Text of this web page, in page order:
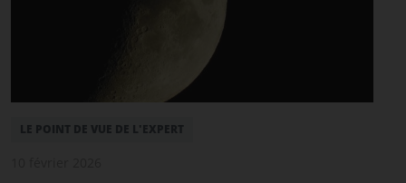
LE POINT DE VUE DE L'EXPERT